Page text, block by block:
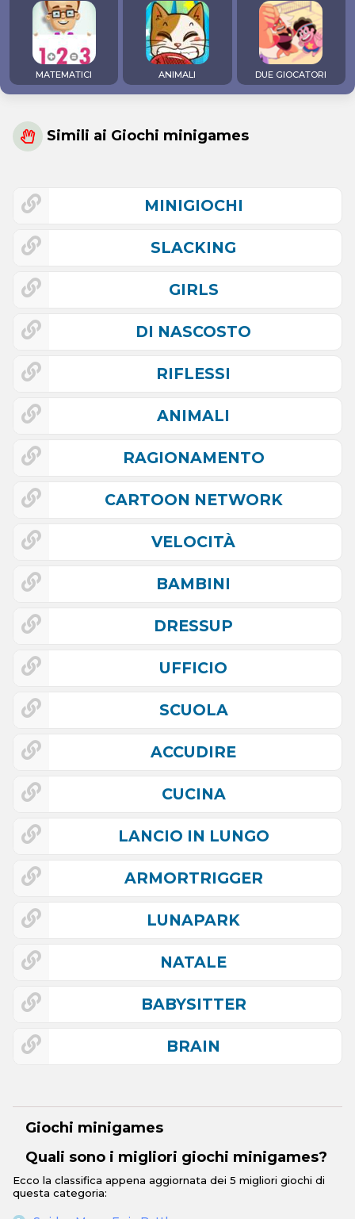
MATEMATICI ANIMALI DUE GIOCATORI
Simili ai Giochi minigames
MINIGIOCHI
SLACKING
GIRLS
DI NASCOSTO
RIFLESSI
ANIMALI
RAGIONAMENTO
CARTOON NETWORK
VELOCITÀ
BAMBINI
DRESSUP
UFFICIO
SCUOLA
ACCUDIRE
CUCINA
LANCIO IN LUNGO
ARMORTRIGGER
LUNAPARK
NATALE
BABYSITTER
BRAIN
Giochi minigames
Quali sono i migliori giochi minigames?
Ecco la classifica appena aggiornata dei 5 migliori giochi di
questa categoria: